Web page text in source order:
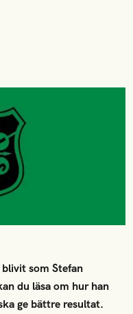
blivit som Stefan
du läsa om hur han
ge bättre resultat.